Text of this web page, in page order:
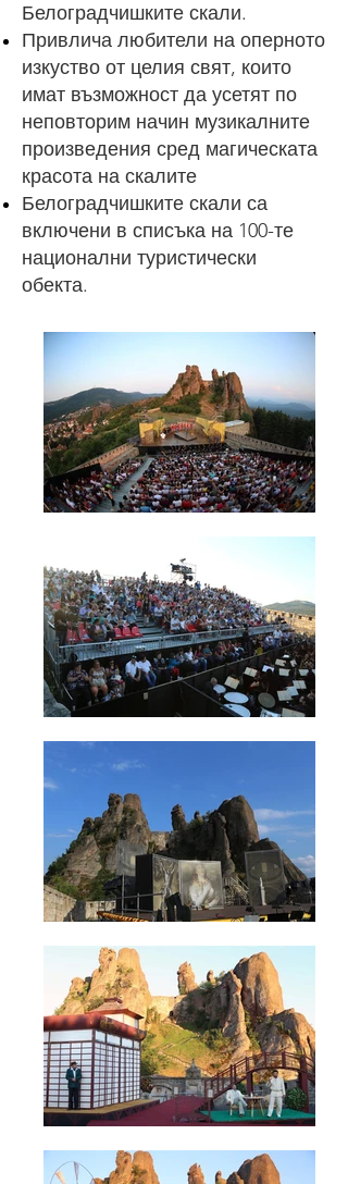
Белоградчишките скали.
Привлича любители на оперното
изкуство от целия свят, които
имат възможност да усетят по
неповторим начин музикалните
произведения сред магическата
красота на скалите
Белоградчишките скали са
включени в списъка на 100-те
национални туристически
обекта.